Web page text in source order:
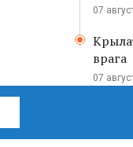
07
врага
07